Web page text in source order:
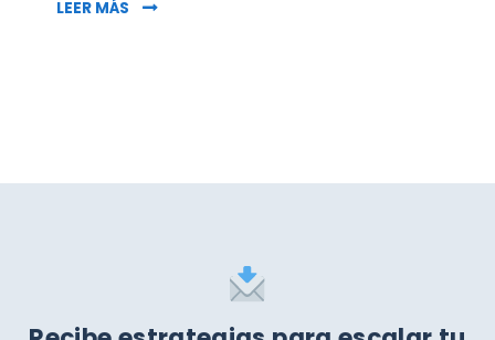
LEER MÁS 390: 9 BUSCADORES CON IA QUE COMPITEN